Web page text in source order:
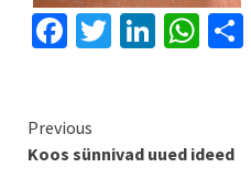
Facebook
Twitter
Continue
Reading
Previous
Koos sünnivad uued ideed